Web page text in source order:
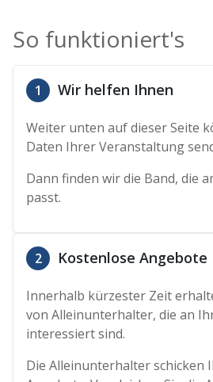
So funktioniert's
1 Wir helfen Ihnen
Weiter unten auf dieser Seite
Daten Ihrer Veranstaltung
Dann finden wir die Band, die
passt.
2 Kostenlose Angebote
Innerhalb kürzester Zeit
von Alleinunterhalter, die an
interessiert sind.
Die Alleinunterhalter schicken